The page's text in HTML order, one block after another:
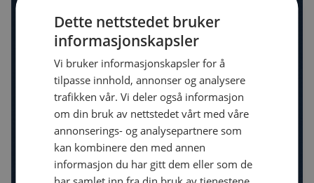
Dette nettstedet bruker
informasjonskapsler
Vi bruker informasjonskapsler for å
tilpasse innhold, annonser og analysere
trafikken vår. Vi deler også informasjon
om din bruk av nettstedet vårt med våre
annonserings- og analysepartnere som
kan kombinere den med annen
informasjon du har gitt dem eller som de